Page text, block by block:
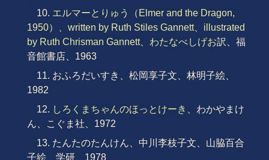
10. エルマーとりゅう（Elmer and the Dragon,
1950）、written by Ruth Stiles Gannett、illustrated
by Ruth Chrisman Gannett、 わたなべしげお訳、福
音館書店、1963
11. おふろだいすき、松岡享子文、林明子絵、
1982
12. しろくまちゃんのほっとけーき
、わかやまけ
ん、こぐま社、1972
13. たんたのたんけん、中川李枝子文、山脇百合
子絵、学研、1978